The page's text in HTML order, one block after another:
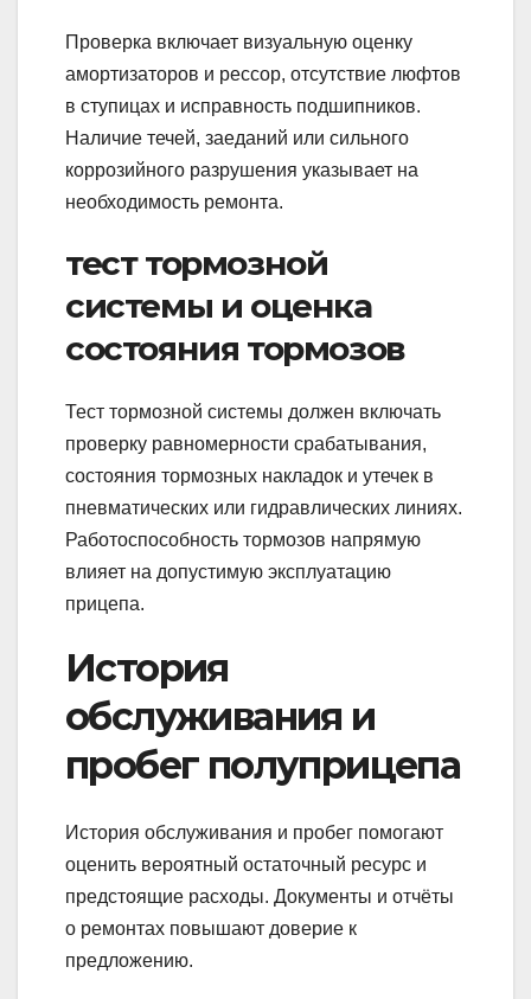
Проверка включает визуальную оценку
амортизаторов и рессор, отсутствие люфтов
в ступицах и исправность подшипников.
Наличие течей, заеданий или сильного
коррозийного разрушения указывает на
необходимость ремонта.
тест тормозной
системы и оценка
состояния тормозов
Тест тормозной системы должен включать
проверку равномерности срабатывания,
состояния тормозных накладок и утечек в
пневматических или гидравлических линиях.
Работоспособность тормозов напрямую
влияет на допустимую эксплуатацию
прицепа.
История
обслуживания и
пробег полуприцепа
История обслуживания и пробег помогают
оценить вероятный остаточный ресурс и
предстоящие расходы. Документы и отчёты
о ремонтах повышают доверие к
предложению.